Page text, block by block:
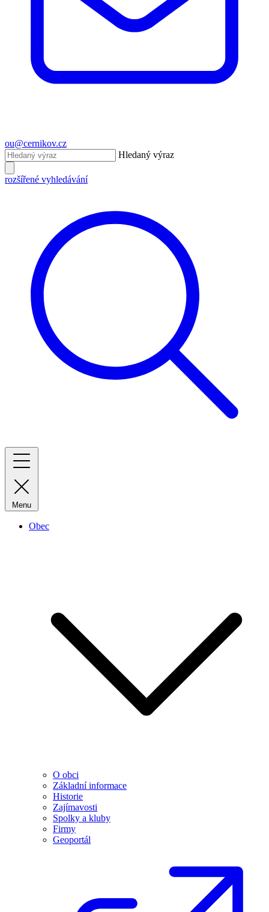
ou@cernikov.cz
Hledaný výraz
rozšířené vyhledávání
Menu
Obec
O obci
Základní informace
Historie
Zajímavosti
Spolky a kluby
Firmy
Geoportál